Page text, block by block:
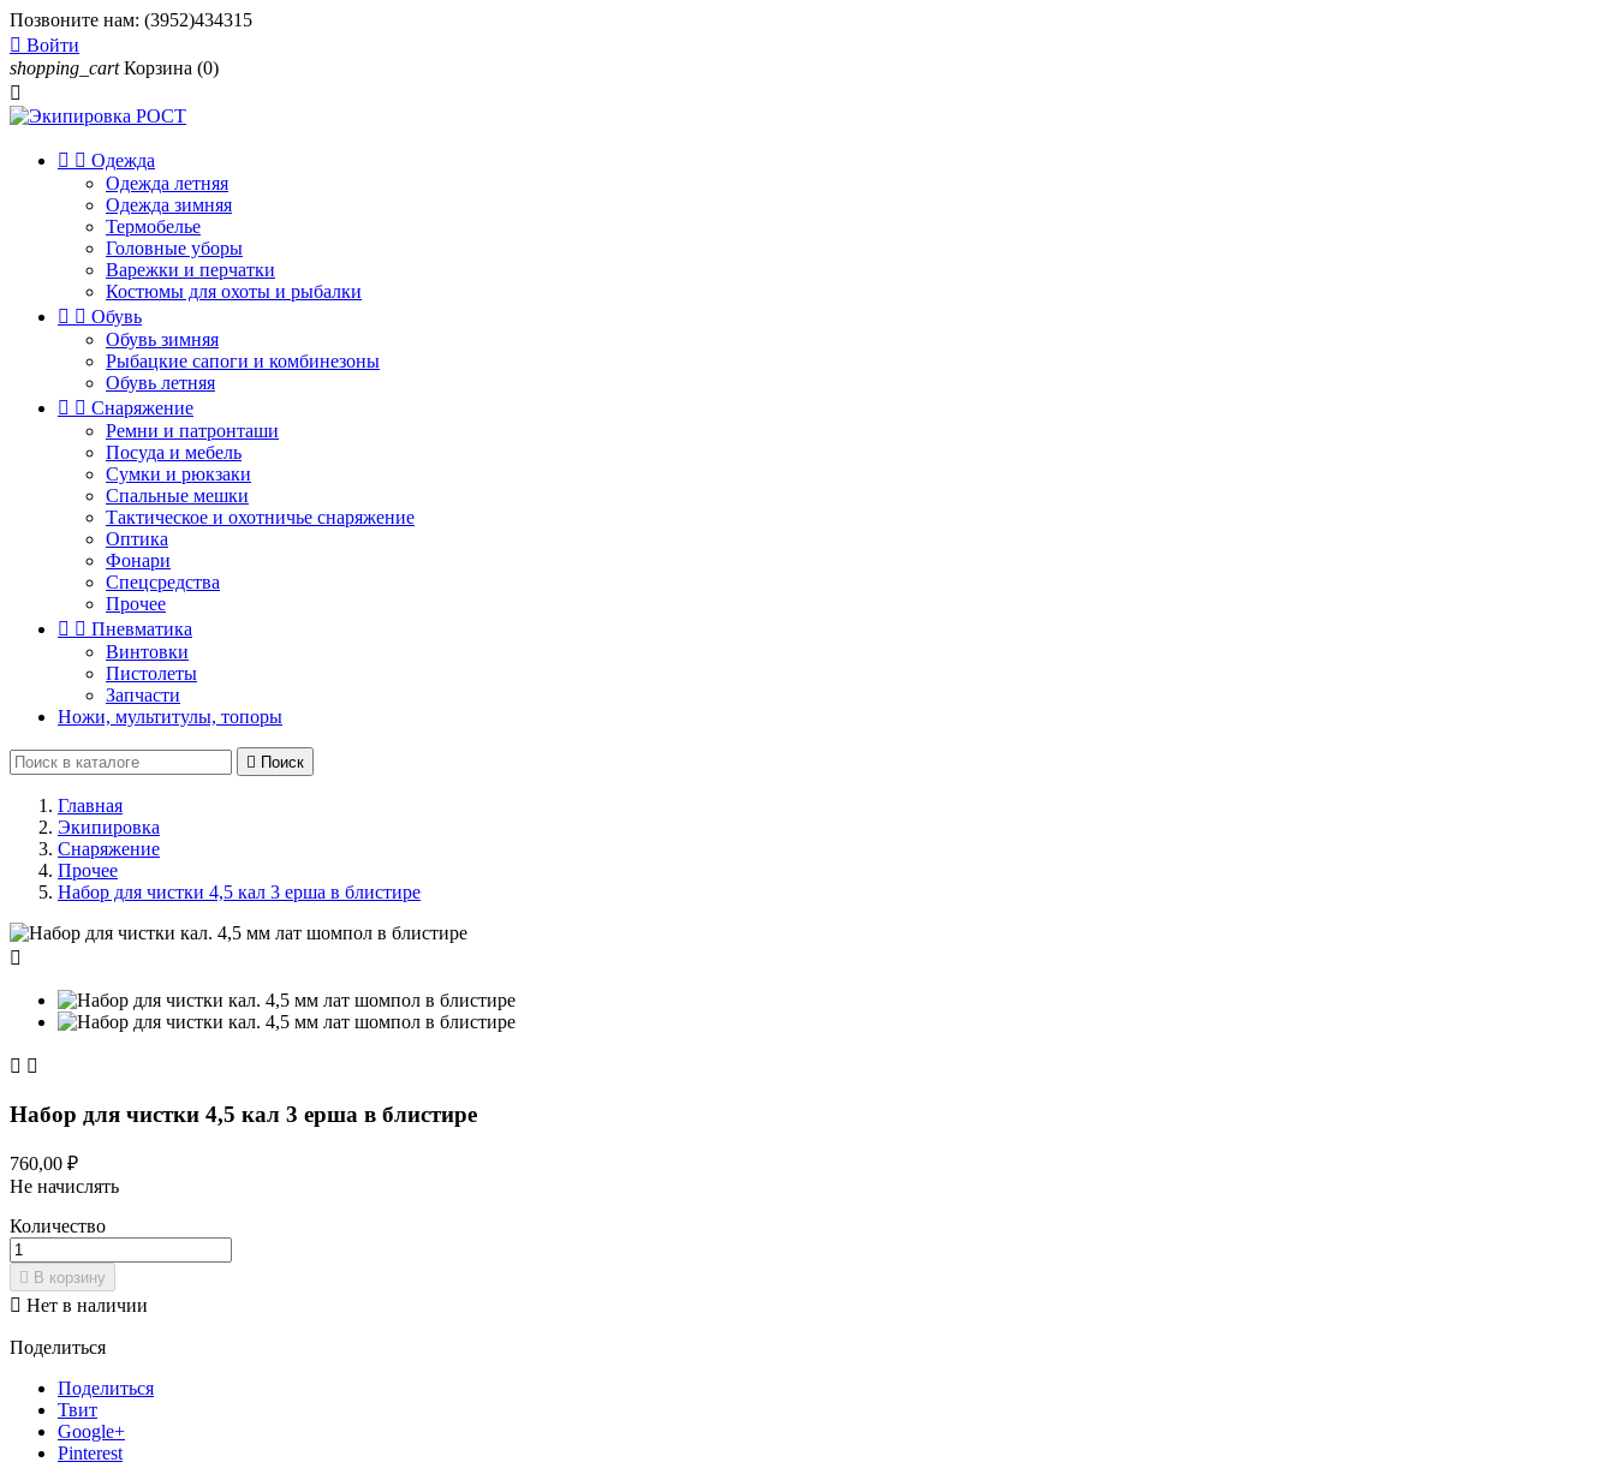
Позвоните нам: (3952)434315
 Войти
shopping_cart Корзина (0)

  Одежда
Одежда летняя
Одежда зимняя
Термобелье
Головные уборы
Варежки и перчатки
Костюмы для охоты и рыбалки
  Обувь
Обувь зимняя
Рыбацкие сапоги и комбинезоны
Обувь летняя
  Снаряжение
Ремни и патронташи
Посуда и мебель
Сумки и рюкзаки
Спальные мешки
Тактическое и охотничье снаряжение
Оптика
Фонари
Спецсредства
Прочее
  Пневматика
Винтовки
Пистолеты
Запчасти
Ножи, мультитулы, топоры
 Поиск
Главная
Экипировка
Снаряжение
Прочее
Набор для чистки 4,5 кал 3 ерша в блистире

 
Набор для чистки 4,5 кал 3 ерша в блистире
760,00 ₽
Не начислять
Количество
 В корзину
 Нет в наличии
Поделиться
Поделиться
Твит
Google+
Pinterest